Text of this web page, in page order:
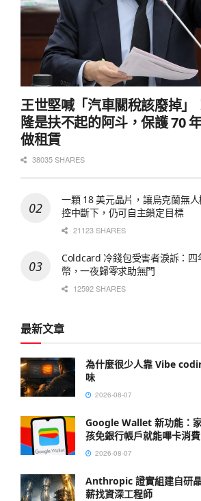
王世堅喊「汽車關稅該廢掉」
隆是扶不起的阿斗，保護 70
做租賃
38035 SHARES
一顆 18 美元晶片，讓烏克蘭無人
控中斷下，仍可自主鎖定目標
21123 SHARES
Coldcard 冷錢包受害者淚訴：四
幣，一夜歸零求助無門
12592 SHARES
最新文章
為什麼很少人靠 Vibe
味
2026-08-07
Google Wallet 新功能：
孩免銀行帳戶就能嗶卡消費
2026-08-07
Anthropic 證實組建自研
薪找資深工程師